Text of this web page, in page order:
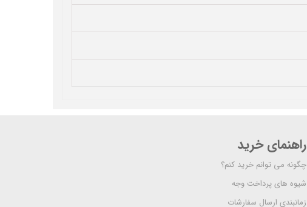
راهنمای خرید
چگونه می توانم خرید کنم؟
شیوه های پرداخت وجه
زمانبندی ارسال سفارشات